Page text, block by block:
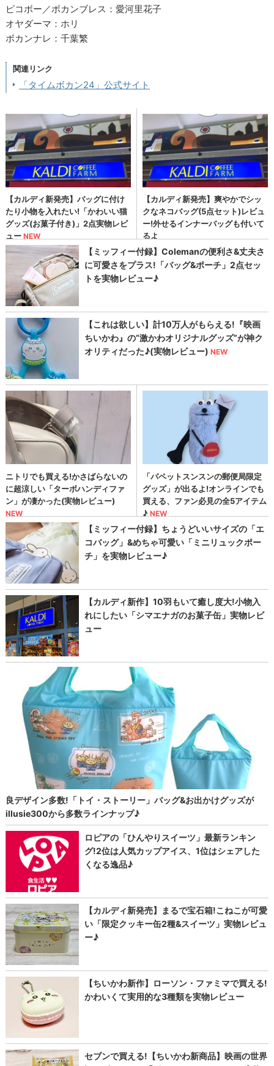
ピコボー／ボカンブレス：愛河里花子
オヤダーマ：ホリ
ボカンナレ：千葉繁
関連リンク
「タイムボカン24」公式サイト